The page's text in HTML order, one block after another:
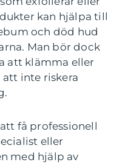
kan hjälpa till
och död hud
Man bör dock
att klämma eller
inte riskera
få professionell
eller
med hjälp av